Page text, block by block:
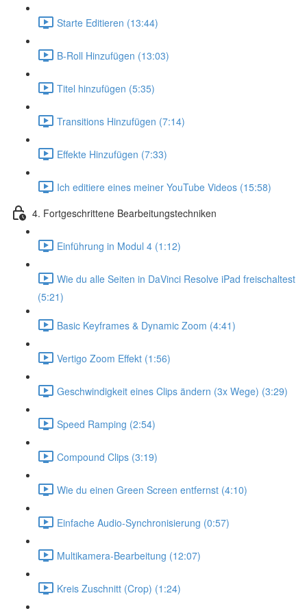
Starte Editieren (13:44)
B-Roll Hinzufügen (13:03)
Titel hinzufügen (5:35)
Transitions Hinzufügen (7:14)
Effekte Hinzufügen (7:33)
Ich editiere eines meiner YouTube Videos (15:58)
4. Fortgeschrittene Bearbeitungstechniken
Einführung in Modul 4 (1:12)
Wie du alle Seiten in DaVinci Resolve iPad freischaltest
(5:21)
Basic Keyframes & Dynamic Zoom (4:41)
Vertigo Zoom Effekt (1:56)
Geschwindigkeit eines Clips ändern (3x Wege) (3:29)
Speed Ramping (2:54)
Compound Clips (3:19)
Wie du einen Green Screen entfernst (4:10)
Einfache Audio-Synchronisierung (0:57)
Multikamera-Bearbeitung (12:07)
Kreis Zuschnitt (Crop) (1:24)